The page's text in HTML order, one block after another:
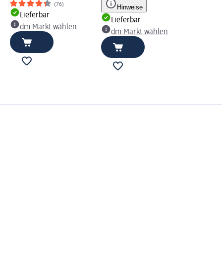
(76)
Lieferbar
dm Markt wählen
Hinweise
Lieferbar
dm Markt wählen